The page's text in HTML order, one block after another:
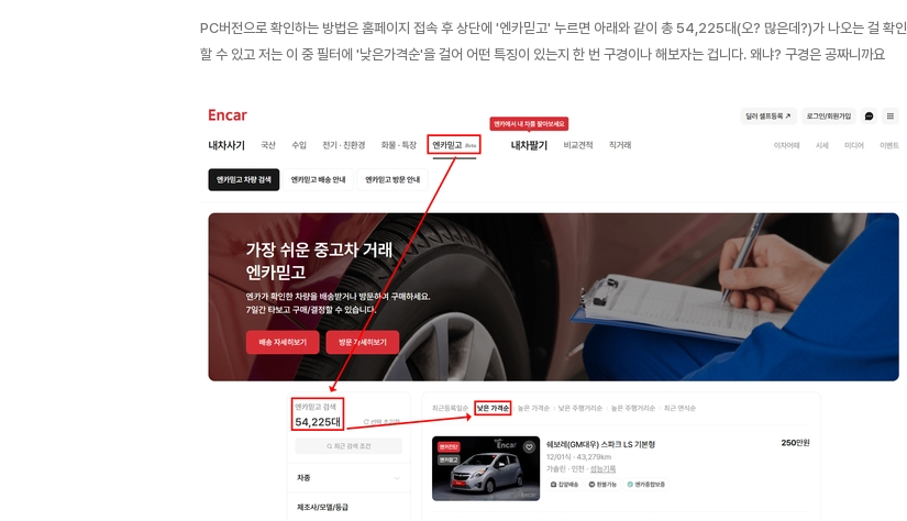
PC버전으로 확인하는 방법은 홈페이지 접속 후 상단에 '엔카믿고' 누르면 아래와 같이 총 54,225대(오? 많은데?)가 나오는 걸 확인
할 수 있고 저는 이 중 필터에 '낮은가격순'을 걸어 어떤 특징이 있는지 한 번 구경이나 해보자는 겁니다. 왜냐? 구경은 공짜니까요